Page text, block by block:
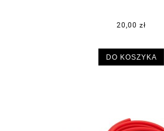
20,00 zł
DO KOSZYKA